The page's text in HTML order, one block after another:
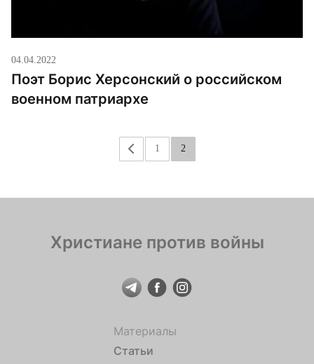
04.04.2022
Поэт Борис Херсонский о российском
военном патриархе
« 1 2
Христиане против войны
Материалы
Статьи